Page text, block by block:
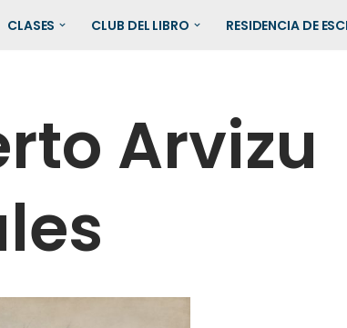
CLASES CLUB DEL LIBRO RESIDENCIA DE
Arvizu